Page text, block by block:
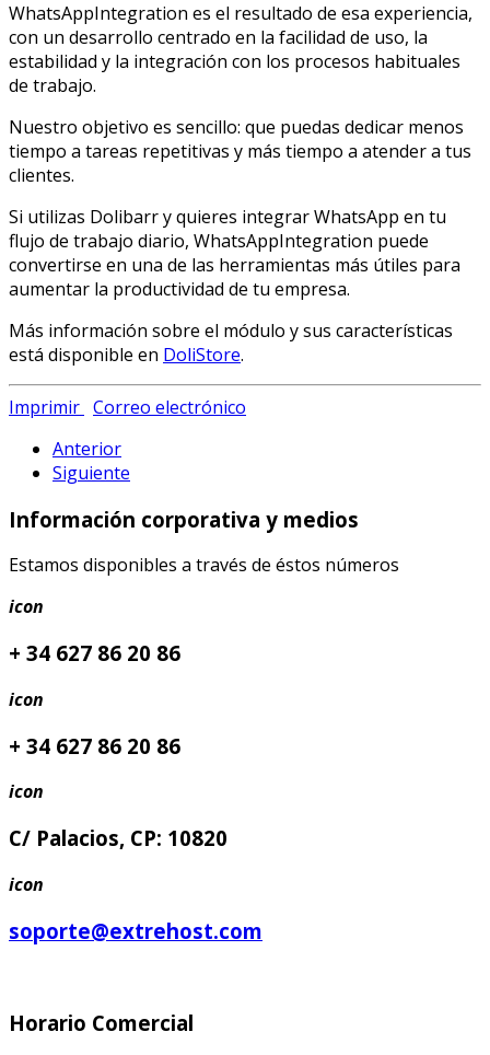
WhatsAppIntegration es el resultado de esa experiencia,
con un desarrollo centrado en la facilidad de uso, la
estabilidad y la integración con los procesos habituales
de trabajo.
Nuestro objetivo es sencillo: que puedas dedicar menos
tiempo a tareas repetitivas y más tiempo a atender a tus
clientes.
Si utilizas Dolibarr y quieres integrar WhatsApp en tu
flujo de trabajo diario, WhatsAppIntegration puede
convertirse en una de las herramientas más útiles para
aumentar la productividad de tu empresa.
Más información sobre el módulo y sus características
está disponible en DoliStore.
Imprimir Correo electrónico
Anterior
Siguiente
Información corporativa y medios
Estamos disponibles a través de éstos números
icon
+ 34 627 86 20 86
icon
+ 34 627 86 20 86
icon
C/ Palacios, CP: 10820
icon
soporte@extrehost.com
Horario Comercial